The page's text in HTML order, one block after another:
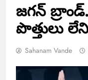
జగన్
పొత్తులు
Sahanam Vande